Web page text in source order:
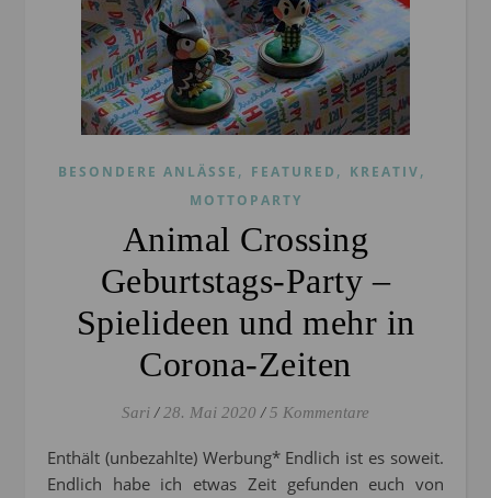
BESONDERE ANLÄSSE , FEATURED , KREATIV,
MOTTOPARTY
Animal Crossing
Geburtstags-Party –
Spielideen und mehr in
Corona-Zeiten
Sari / 28. Mai 2020 / 5 Kommentare
Enthält (unbezahlte) Werbung* Endlich ist es soweit.
Endlich habe ich etwas Zeit gefunden euch von